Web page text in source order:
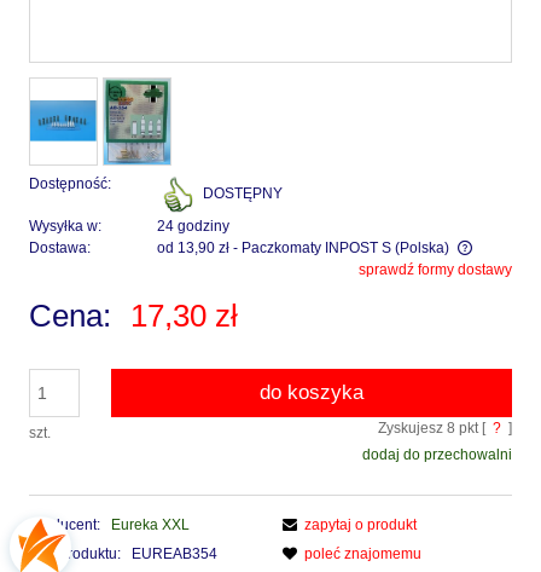
Dostępność:
DOSTĘPNY
Wysyłka w:
24 godziny
Dostawa:
od 13,90 zł - Paczkomaty INPOST S (Polska)
Cena nie zawiera ewentualnych kosztów płatnościsprawdź formy dostawy
Cena: 17,30 zł
szt.
do koszyka
Zyskujesz 8 pkt [ ? ]
dodaj do przechowalni
Producent:
Eureka XXL
Kod produktu:
EUREAB354
zapytaj o produkt
poleć znajomemu